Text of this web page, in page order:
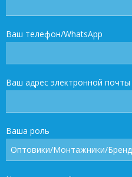
Ваш телефон/WhatsApp
Ваш адрес электронной почты
Ваша роль